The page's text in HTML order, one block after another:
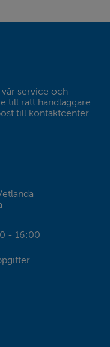
service och
till rätt handläggare.
till kontaktcenter.
- 16:00